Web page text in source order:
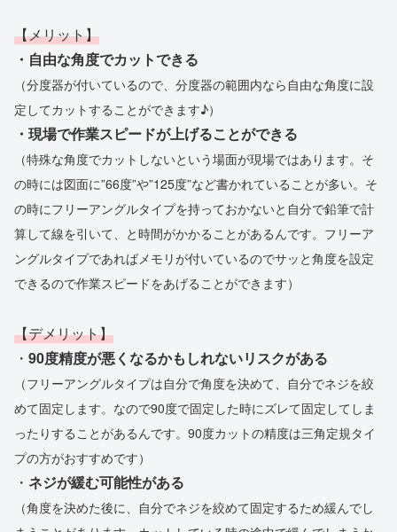
【メリット】
・自由な角度でカットできる
（分度器が付いているので、分度器の範囲内なら自由な角度に設
定してカットすることができます♪）
・現場で作業スピードが上げることができる
（特殊な角度でカットしないという場面が現場ではあります。そ
の時には図面に”66度”や”125度”など書かれていることが多い。そ
の時にフリーアングルタイプを持っておかないと自分で鉛筆で計
算して線を引いて、と時間がかかることがあるんです。フリーア
ングルタイプであればメモリが付いているのでサッと角度を設定
できるので作業スピードをあげることができます）
【デメリット】
・ 90度精度が悪くなるかもしれないリスクがある
（フリーアングルタイプは自分で角度を決めて、自分でネジを絞
めて固定します。なので90度で固定した時にズレて固定してしま
ったりすることがあるんです。90度カットの精度は三角定規タイ
プの方がおすすめです）
・ ネジが緩む可能性がある
（角度を決めた後に、自分でネジを絞めて固定するため緩んでし